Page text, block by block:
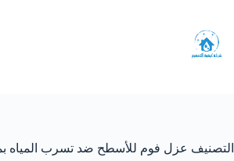
المحتوى
التصنيف عزل فوم للأسطح ضد تسرب المياه